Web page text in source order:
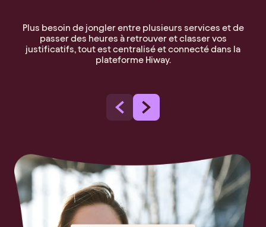
Plus besoin de jongler entre plusieurs services et de
passer des heures à retrouver et classer vos
justificatifs, tout est centralisé et connecté dans la
plateforme Hiway.